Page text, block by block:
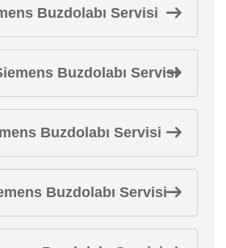
Buzdolabı Servisi
Buzdolabı Servisi
Buzdolabı Servisi
Buzdolabı Servisi